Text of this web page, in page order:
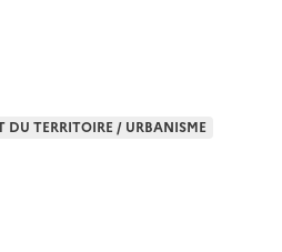
DU TERRITOIRE / URBANISME